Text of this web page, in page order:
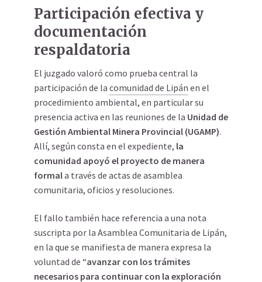
Participación efectiva y
documentación
respaldatoria
El juzgado valoró como prueba central la
participación de la comunidad de Lipán en el
procedimiento ambiental, en particular su
presencia activa en las reuniones de la Unidad de
Gestión Ambiental Minera Provincial (UGAMP).
Allí, según consta en el expediente, la
comunidad apoyó el proyecto de manera
formala través de actas de asamblea
comunitaria, oficios y resoluciones.
El fallo también hace referencia a una nota
suscripta por la Asamblea Comunitaria de Lipán,
en la que se manifiesta de manera expresa la
voluntad de “avanzar con los trámites
necesarios para continuar con la exploración